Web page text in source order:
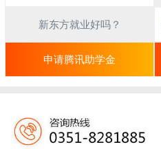
新东方就业好吗？
申请腾讯助学金